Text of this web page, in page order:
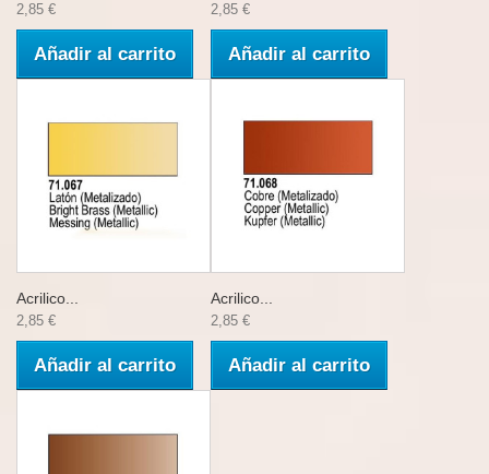
2,85 €
Añadir al carrito
2,85 €
Añadir al carrito
Acrilico...
2,85 €
Añadir al carrito
Acrilico...
2,85 €
Añadir al carrito